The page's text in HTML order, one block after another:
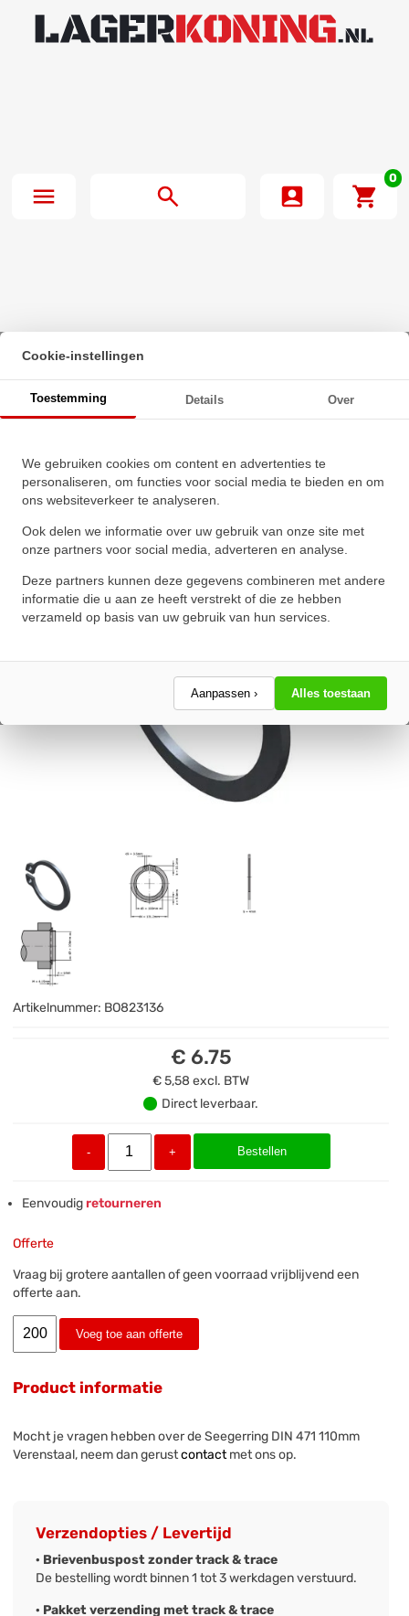
0
Beginpagina· Seegerring DIN 471 110mm Verenstaal
Cookie-instellingen
Toestemming Details Over
We gebruiken cookies om content en advertenties te
personaliseren, om functies voor social media te bieden en om
ons websiteverkeer te analyseren.
Ook delen we informatie over uw gebruik van onze site met
onze partners voor social media, adverteren en analyse.
Deze partners kunnen deze gegevens combineren met andere
informatie die u aan ze heeft verstrekt of die ze hebben
verzameld op basis van uw gebruik van hun services.
Aanpassen › Alles toestaan
Verenstaal
★★★★
★★★★
Schrijf een review!
Artikelnummer: BO823136
€ 6.75
€ 5,58 excl. BTW
Direct leverbaar.
- + Bestellen
Eenvoudigretourneren
Offerte
Vraag bij grotere aantallen of geen voorraad vrijblijvend een
offerte aan.
Voeg toe aan offerte
Product informatie
Mocht je vragen hebben over de Seegerring DIN 471 110mm
Verenstaal, neem dan gerustcontactmet ons op.
Verzendopties / Levertijd
· Brievenbuspost zonder track & trace
De bestelling wordt binnen 1 tot 3 werkdagen verstuurd.
· Pakket verzending met track & trace